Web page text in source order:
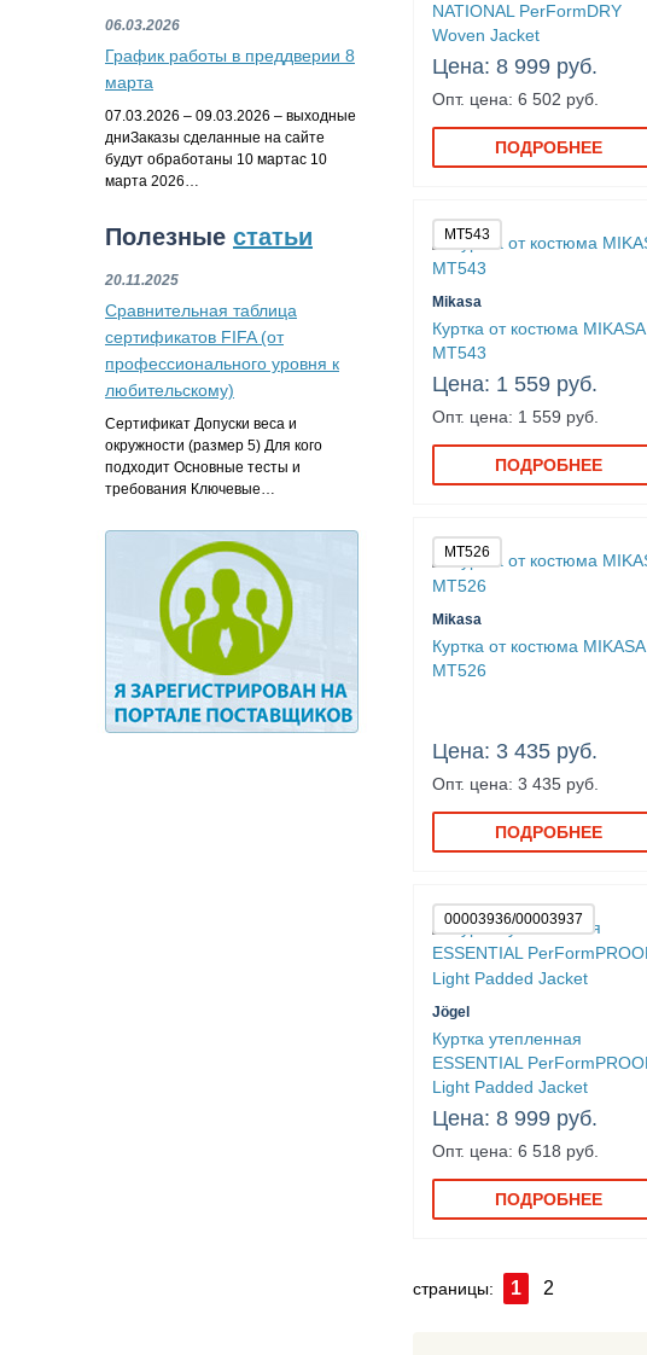
06.03.2026
График работы в преддверии 8
марта
07.03.2026 – 09.03.2026 – выходные
дниЗаказы сделанные на сайте
будут обработаны 10 мартас 10
марта 2026…
Полезные статьи
20.11.2025
Сравнительная таблица
сертификатов FIFA (от
профессионального уровня к
любительскому)
Сертификат Допуски веса и
окружности (размер 5) Для кого
подходит Основные тесты и
требования Ключевые…
NATIONAL PerFormDRY
Woven Jacket
Цена: 8 999 руб.
Опт. цена: 6 502 руб.
ПОДРОБНЕЕ
MT543
Mikasa
Куртка от костюма MIKASA
MT543
Цена: 1 559 руб.
Опт. цена: 1 559 руб.
ПОДРОБНЕЕ
MT526
Mikasa
Куртка от костюма MIKASA
MT526
Цена: 3 435 руб.
Опт. цена: 3 435 руб.
ПОДРОБНЕЕ
00003936/00003937
Jögel
Куртка утепленная
ESSENTIAL
Light Padded Jacket
Цена: 8 999 руб.
Опт. цена: 6 518 руб.
ПОДРОБНЕЕ
страницы: 1 2